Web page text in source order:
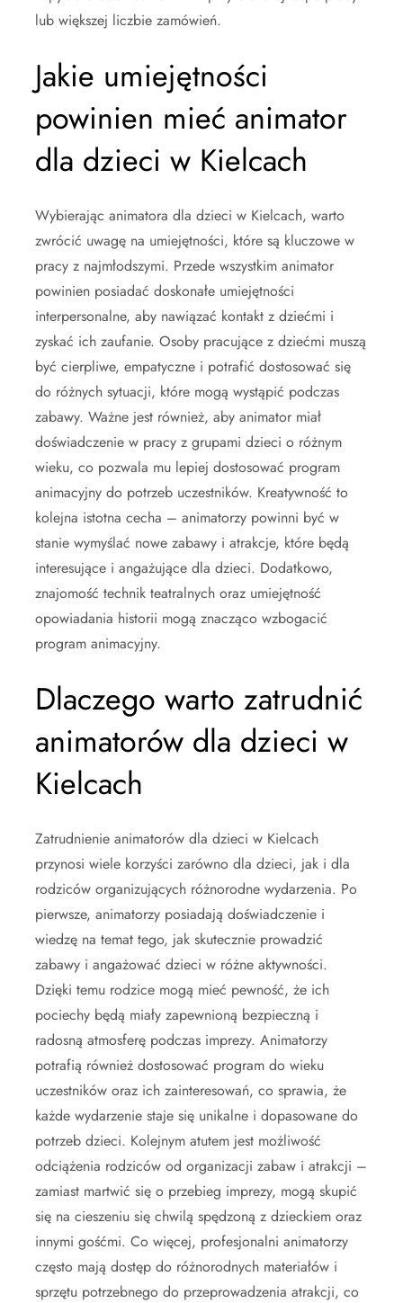
lub większej liczbie zamówień.
Jakie umiejętności
powinien mieć animator
dla dzieci w Kielcach
Wybierając animatora dla dzieci w Kielcach, warto
zwrócić uwagę na umiejętności, które są kluczowe w
pracy z najmłodszymi. Przede wszystkim animator
powinien posiadać doskonałe umiejętności
interpersonalne, aby nawiązać kontakt z dziećmi i
zyskać ich zaufanie. Osoby pracujące z dziećmi muszą
być cierpliwe, empatyczne i potrafić dostosować się
do różnych sytuacji, które mogą wystąpić podczas
zabawy. Ważne jest również, aby animator miał
doświadczenie w pracy z grupami dzieci o różnym
wieku, co pozwala mu lepiej dostosować program
animacyjny do potrzeb uczestników. Kreatywność to
kolejna istotna cecha – animatorzy powinni być w
stanie wymyślać nowe zabawy i atrakcje, które będą
interesujące i angażujące dla dzieci. Dodatkowo,
znajomość technik teatralnych oraz umiejętność
opowiadania historii mogą znacząco wzbogacić
program animacyjny.
Dlaczego warto zatrudnić
animatorów dla dzieci w
Kielcach
Zatrudnienie animatorów dla dzieci w Kielcach
przynosi wiele korzyści zarówno dla dzieci, jak i dla
rodziców organizujących różnorodne wydarzenia. Po
pierwsze, animatorzy posiadają doświadczenie i
wiedzę na temat tego, jak skutecznie prowadzić
zabawy i angażować dzieci w różne aktywności.
Dzięki temu rodzice mogą mieć pewność, że ich
pociechy będą miały zapewnioną bezpieczną i
radosną atmosferę podczas imprezy. Animatorzy
potrafią również dostosować program do wieku
uczestników oraz ich zainteresowań, co sprawia, że
każde wydarzenie staje się unikalne i dopasowane do
potrzeb dzieci. Kolejnym atutem jest możliwość
odciążenia rodziców od organizacji zabaw i atrakcji –
zamiast martwić się o przebieg imprezy, mogą skupić
się na cieszeniu się chwilą spędzoną z dzieckiem oraz
innymi gośćmi. Co więcej, profesjonalni animatorzy
często mają dostęp do różnorodnych materiałów i
sprzętu potrzebnego do przeprowadzenia atrakcji, co